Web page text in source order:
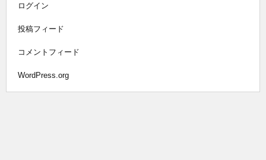
ログイン
投稿フィード
コメントフィード
WordPress.org